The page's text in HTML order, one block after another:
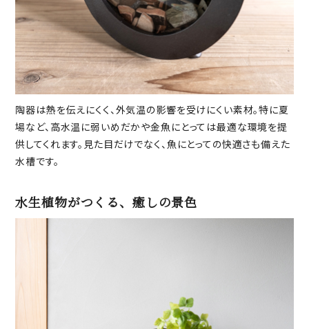
陶器は熱を伝えにくく、外気温の影響を受けにくい素材。特に夏
場など、高水温に弱いめだかや金魚にとっては最適な環境を提
供してくれます。見た目だけでなく、魚にとっての快適さも備えた
水槽です。
水生植物がつくる、癒しの景色